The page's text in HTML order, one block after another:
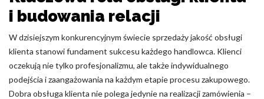
i budowania relacji
W dzisiejszym konkurencyjnym świecie sprzedaży jakość obsługi
klienta stanowi fundament sukcesu każdego handlowca. Klienci
oczekują nie tylko profesjonalizmu, ale także indywidualnego
podejścia i zaangażowania na każdym etapie procesu zakupowego.
Dobra obsługa klienta nie polega jedynie na realizacji zamówienia –
Nieklasyfikowane
Nieklasyfikowane pliki cookie, to pliki, które są w procesie
z dostawcami poszczególnych ciasteczek.
Odrzuć